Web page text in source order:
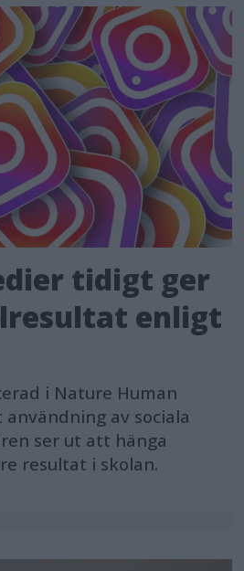
tidigt ger
enligt
i Nature Human
av sociala
ser ut att hänga
resultat i skolan.